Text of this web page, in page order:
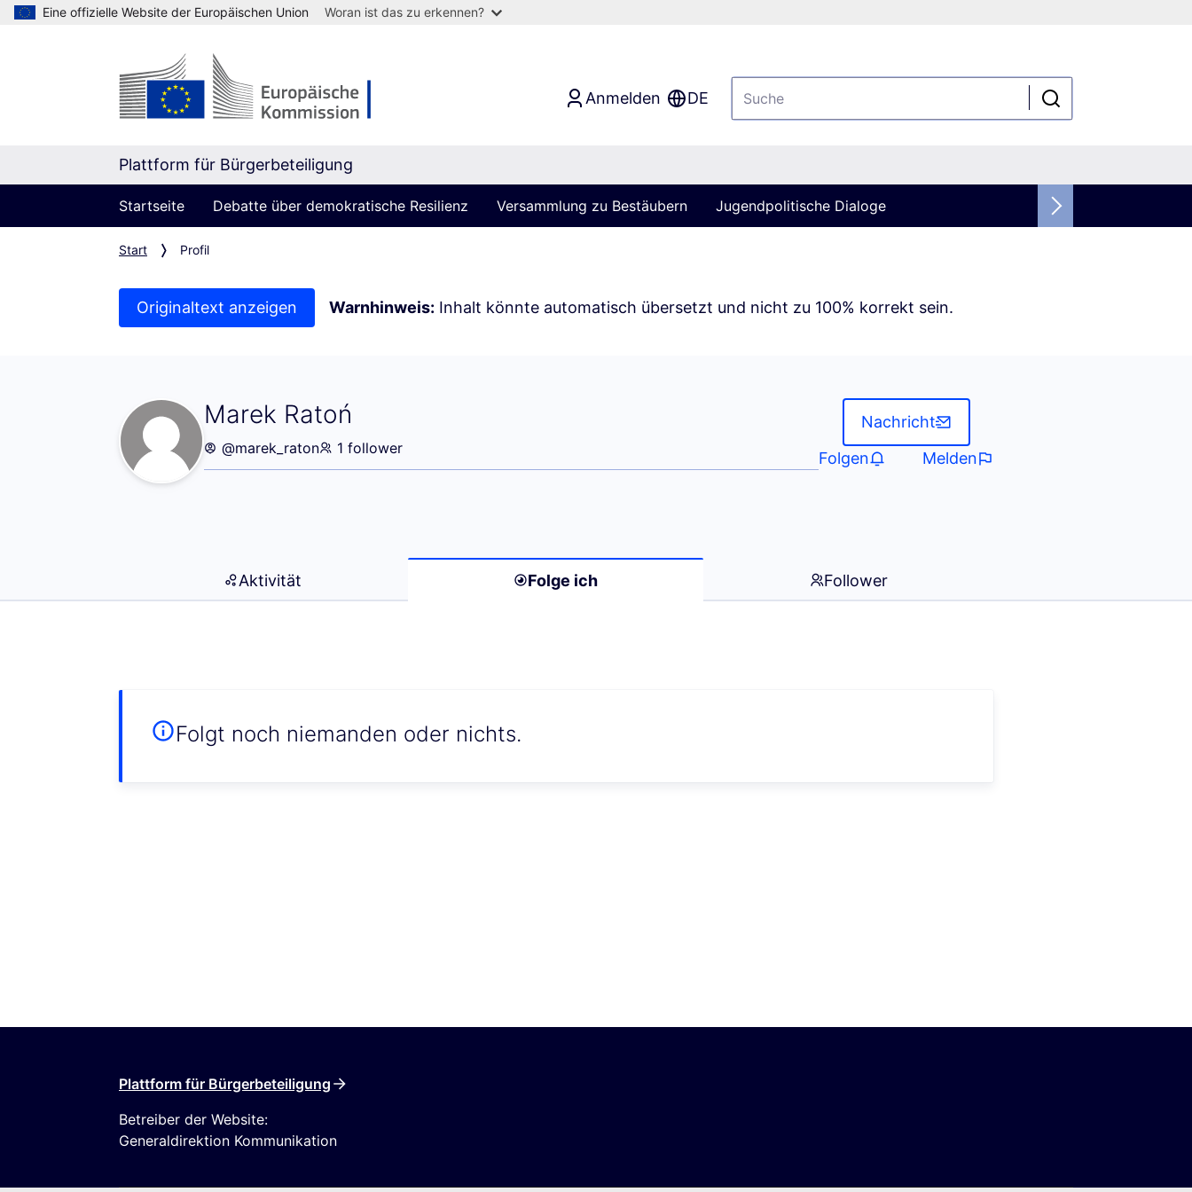
Eine offizielle Website der Europäischen Union Woran ist das zu erkennen?
Anmelden DE
Plattform für Bürgerbeteiligung
Startseite Debatte über demokratische Resilienz Versammlung zu Bestäubern Jugendpolitische Dialoge
Start Profil
Originaltext anzeigen Warnhinweis: Inhalt könnte automatisch übersetzt und nicht zu 100% korrekt sein.
Marek Ratoń
Folge ich (Marek Ratoń)
@marek_raton 1 follower
Nachricht
Folgen
Melden
Aktivität Folge ich Follower
Folgt noch niemanden oder nichts.
Plattform für Bürgerbeteiligung
Betreiber der Website:
Generaldirektion Kommunikation